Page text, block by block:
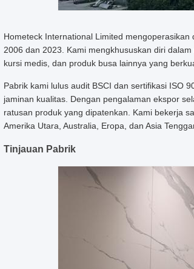
Hometeck International Limited
2006 dan 2023. Kami mengkhususkan diri
kursi medis, dan produk busa lainnya yang
Pabrik kami lulus audit BSCI dan sertifikasi ISO
jaminan kualitas. Dengan pengalaman ekspor
ratusan produk yang dipatenkan. Kami bekerja
Amerika Utara, Australia, Eropa, dan Asia
Tinjauan Pabrik